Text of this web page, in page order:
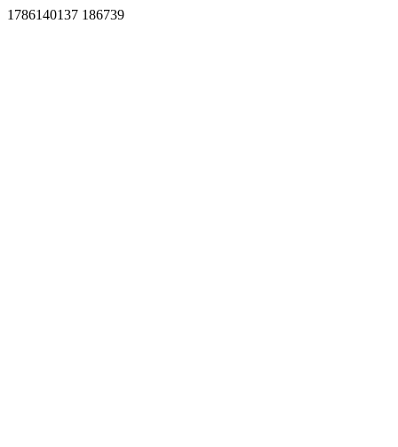
1786140137 186739